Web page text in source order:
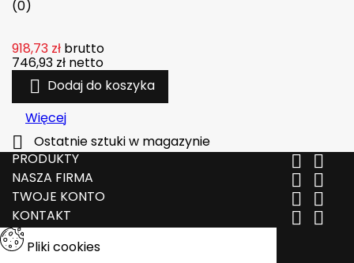
(0)
918,73 zł brutto
746,93 zł netto
 Dodaj do koszyka
Więcej

Ostatnie sztuki w magazynie
PRODUKTY
 
NASZA FIRMA  
TWOJE KONTO  
KONTAKT  
Pliki cookies